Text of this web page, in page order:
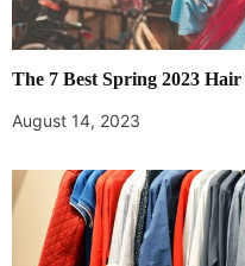
The 7 Best Spring 2023
August 14, 2023